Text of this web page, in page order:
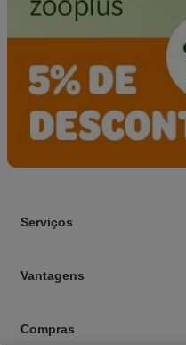
Serviços
Vantagens
Compras